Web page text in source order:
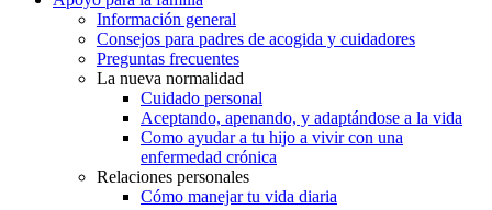
Información general
Consejos para padres de acogida y cuidadores
Preguntas frecuentes
La nueva normalidad
Cuidado personal
Aceptando, apenando, y adaptándose a la vida
Como ayudar a tu hijo a vivir con una
enfermedad crónica
Relaciones personales
Cómo manejar tu vida diaria